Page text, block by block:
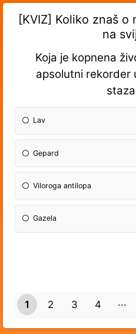
[KVIZ] Koliko znaš
na
Koja je kopnena
apsolutni rekorder
Lav
Gepard
Viloroga antilopa
Gazela
1 2 3
4